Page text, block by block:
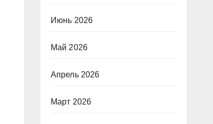
Июнь 2026
Май 2026
Апрель 2026
Март 2026